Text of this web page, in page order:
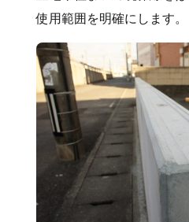
使用範囲を明確にします。